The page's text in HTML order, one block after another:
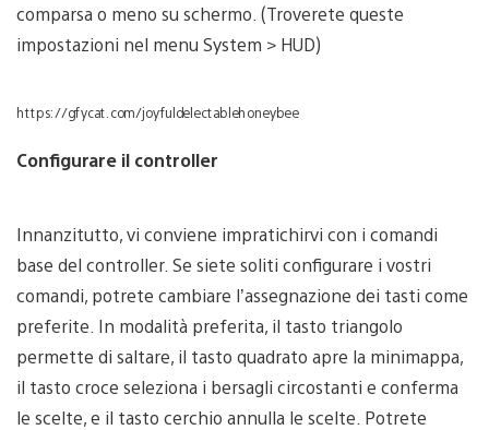
comparsa o meno su schermo. (Troverete queste
impostazioni nel menu System > HUD)
https://gfycat.com/joyfuldelectablehoneybee
Configurare il controller
Innanzitutto, vi conviene impratichirvi con i comandi
base del controller. Se siete soliti configurare i vostri
comandi, potrete cambiare l’assegnazione dei tasti come
preferite. In modalità preferita, il tasto triangolo
permette di saltare, il tasto quadrato apre la minimappa,
il tasto croce seleziona i bersagli circostanti e conferma
le scelte, e il tasto cerchio annulla le scelte. Potrete